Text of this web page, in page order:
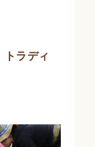
ラディ